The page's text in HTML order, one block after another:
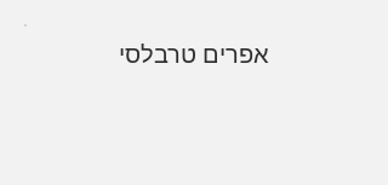
אפרים טרבלסי